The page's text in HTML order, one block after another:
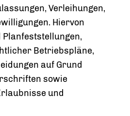
Verleihungen,
Hiervon
Betriebspläne,
auf Grund
sowie
und